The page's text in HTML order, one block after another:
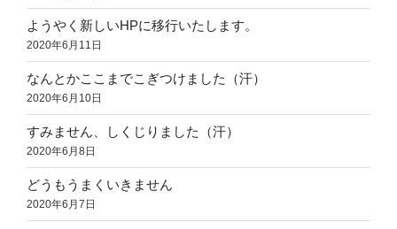
ようやく新しいHPに移行いたします。
2020年6月11日
なんとかここまでこぎつけました（汗）
2020年6月10日
すみません、しくじりました（汗）
2020年6月8日
どうもうまくいきません
2020年6月7日